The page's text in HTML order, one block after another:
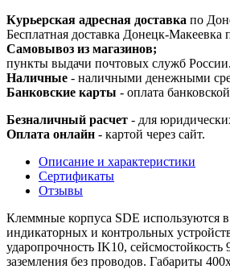
Курьерская адресная доставка по
Бесплатная доставка Донецк-Макеевка
Самовывоз из магазинов;
пункты выдачи почтовых служб России.
Наличные - наличными денежными
Банковские карты - оплата
Безналичный расчет - для
Оплата онлайн - картой через сайт.
Описание и характеристики
Сертификаты
Отзывы
Клеммные корпуса SDE используются
индикаторных и контрольных
ударопрочность IK10,
заземления без проводов. Габариты